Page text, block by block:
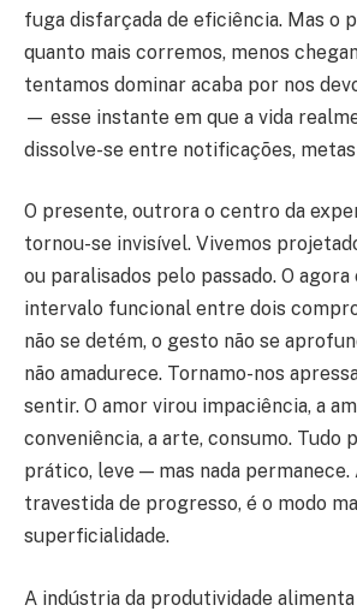
fuga disfarçada de eficiência. Mas o
quanto mais corremos, menos
tentamos dominar acaba por nos
— esse instante em que a vida
dissolve-se entre notificações,
O presente, outrora o centro da
tornou-se invisível. Vivemos
ou paralisados pelo passado. O agora
intervalo funcional entre dois
não se detém, o gesto não se
não amadurece. Tornamo-nos
sentir. O amor virou impaciência, a
conveniência, a arte, consumo. Tudo
prático, leve — mas nada permanece.
travestida de progresso, é o modo
superficialidade.
A indústria da produtividade